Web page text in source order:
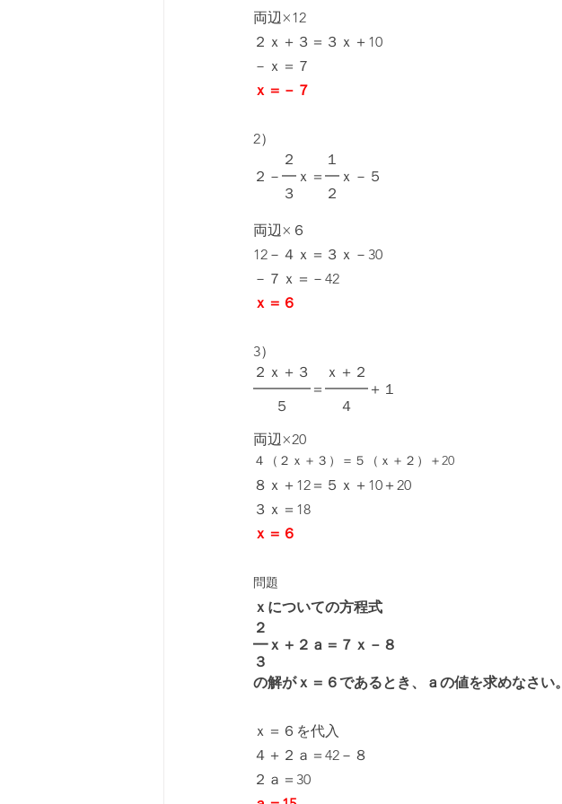
両辺×12
２ｘ＋３＝３ｘ＋10
－ｘ＝７
ｘ＝－７
2）
２　　１
２－━ｘ＝━ｘ－５
３　　２
両辺×６
12－４ｘ＝３ｘ－30
－７ｘ＝－42
ｘ＝６
3）
２ｘ＋３　ｘ＋２
━━━━＝━━━＋１
５　　　  ４
両辺×20
４（２ｘ＋３）＝５（ｘ＋２）＋20
８ｘ＋12＝５ｘ＋10＋20
３ｘ＝18
ｘ＝６
問題
ｘについての方程式
２
━ｘ＋２ａ＝７ｘ－８
３
の解がｘ＝６であるとき、ａの値を求めなさい。
ｘ＝６を代入
４＋２ａ＝42－８
２ａ＝30